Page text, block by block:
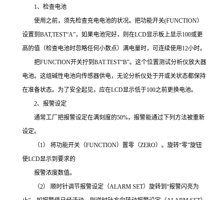
1、检查电池
使用之前，须先检查充电电池的状况。把功能开关(FUNCTION）
设置到BAT,TEST“A”，如果电池完好，则在LCD显示板上显示100或更
高的值（检查电池时忽略任何小数点）满电量时，可连续使用12小时。
把FUNCTION开关拧到BAT.TEST“B”。这个位置测试分析仪放大器
电池。这组碱性电池向传感器供电，无论分析仪处于开或关状态都保持
在准备状态。为了安全起见，应在LCD显示低于100之前更换电池。
2、报警设定
通常工厂把报警设定在满刻度的50%，报警能通过下列方法被重新
设定。
（1） 将功能开关（FUNCTION）置零（ZERO）。旋转“零”旋钮
使LCD显示到要求的
报警浓度数值。
（2） 顺时针调节报警设定（ALARM SET）旋转到“报警闪亮为